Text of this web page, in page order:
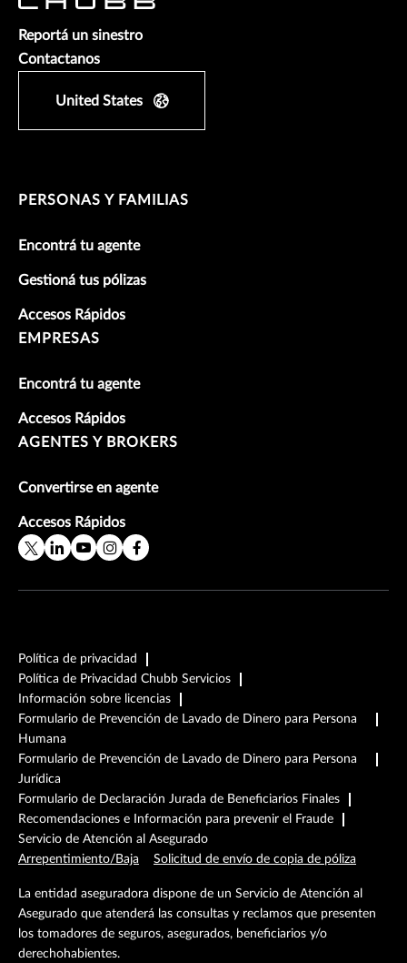
Reportá un sinestro
Contactanos
United States
PERSONAS Y FAMILIAS
Encontrá tu agente
Gestioná tus pólizas
Accesos Rápidos
EMPRESAS
Encontrá tu agente
Accesos Rápidos
AGENTES Y BROKERS
Convertirse en agente
Accesos Rápidos
Política de privacidad
Política de Privacidad Chubb Servicios
Información sobre licencias
Formulario de Prevención de Lavado de Dinero para Persona
Humana
Formulario de Prevención de Lavado de Dinero para Persona
Jurídica
Formulario de Declaración Jurada de Beneficiarios Finales
Recomendaciones e Información para prevenir el Fraude
Servicio de Atención al Asegurado
Arrepentimiento/Baja
Solicitud de envío de copia de póliza
La entidad aseguradora dispone de un Servicio de Atención al
Asegurado que atenderá las consultas y reclamos que presenten
los tomadores de seguros, asegurados, beneficiarios y/o
derechohabientes.